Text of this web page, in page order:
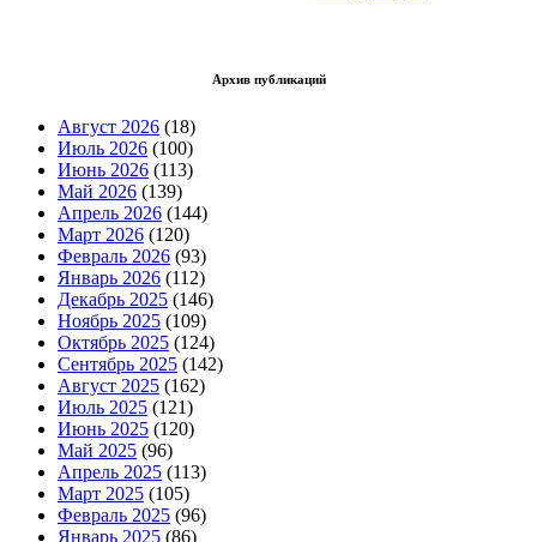
Архив публикаций
Август 2026 (18)
Июль 2026 (100)
Июнь 2026 (113)
Май 2026 (139)
Апрель 2026 (144)
Март 2026 (120)
Февраль 2026 (93)
Январь 2026 (112)
Декабрь 2025 (146)
Ноябрь 2025 (109)
Октябрь 2025 (124)
Сентябрь 2025 (142)
Август 2025 (162)
Июль 2025 (121)
Июнь 2025 (120)
Май 2025 (96)
Апрель 2025 (113)
Март 2025 (105)
Февраль 2025 (96)
Январь 2025 (86)